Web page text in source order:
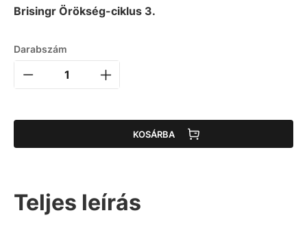
Brisingr Örökség-ciklus 3.
Darabszám
KOSÁRBA
Teljes leírás